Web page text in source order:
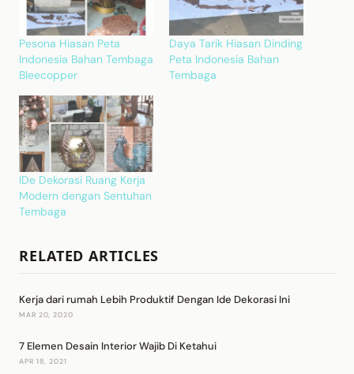
Pesona Hiasan Peta
Indonesia Bahan Tembaga
Bleecopper
Daya Tarik Hiasan Dinding
Peta Indonesia Bahan
Tembaga
IDe Dekorasi Ruang Kerja
Modern dengan Sentuhan
Tembaga
RELATED ARTICLES
Kerja dari rumah Lebih Produktif Dengan Ide Dekorasi Ini
MAR 20, 2020
7 Elemen Desain Interior Wajib Di Ketahui
APR 18, 2021